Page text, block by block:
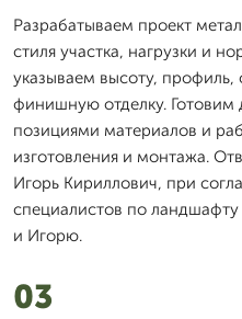
Разрабатываем проект
стиля участка, нагрузки и
указываем высоту, профиль,
финишную отделку. Готовим
позициями материалов и
изготовления и монтажа.
Игорь Кириллович, при
специалистов по
и Игорю.
03